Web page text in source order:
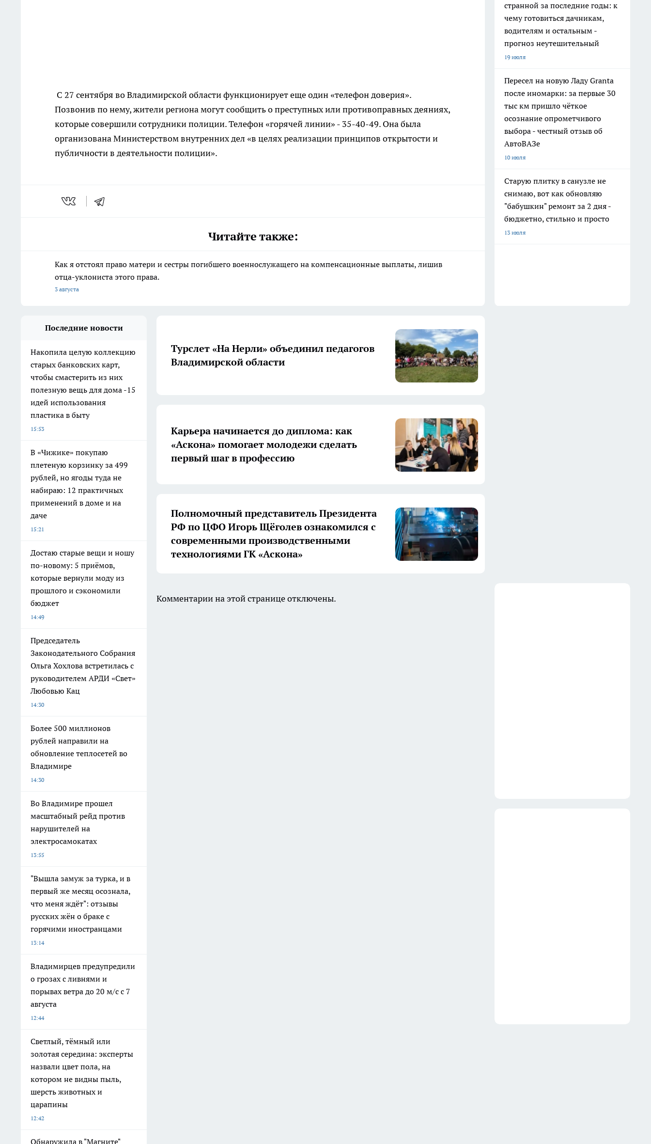
С 27 сентября во Владимирской области функционирует еще один «телефон доверия».
Позвонив по нему, жители региона могут сообщить о преступных или противоправных деяниях,
которые совершили сотрудники полиции. Телефон «горячей линии» - 35-40-49. Она была
организована Министерством внутренних дел «в целях реализации принципов открытости и
публичности в деятельности полиции».
Читайте также:
Как я отстоял право матери и сестры погибшего военнослужащего на компенсационные выплаты, лишив
отца-уклониста этого права.
3 августа
странной за последние годы: к
чему готовиться дачникам,
водителям и остальным -
прогноз неутешительный
19 июля
Пересел на новую Ладу Granta
после иномарки: за первые 30
тыс км пришло чёткое
осознание опрометчивого
выбора - честный отзыв об
АвтоВАЗе
10 июля
Старую плитку в санузле не
снимаю, вот как обновляю
"бабушкин" ремонт за 2 дня -
бюджетно, стильно и просто
13 июля
Последние новости
Накопила целую коллекцию
старых банковских карт,
чтобы смастерить из них
полезную вещь для дома -15
идей использования
пластика в быту
15:53
В «Чижике» покупаю
плетеную корзинку за 499
рублей, но ягоды туда не
набираю: 12 практичных
применений в доме и на
даче
15:21
Достаю старые вещи и ношу
по-новому: 5 приёмов,
которые вернули моду из
прошлого и сэкономили
бюджет
14:49
Председатель
Законодательного Собрания
Ольга Хохлова встретилась с
руководителем АРДИ «Свет»
Любовью Кац
14:30
Более 500 миллионов
рублей направили на
обновление теплосетей во
Владимире
14:30
Во Владимире прошел
масштабный рейд против
нарушителей на
электросамокатах
13:55
"Вышла замуж за турка, и в
первый же месяц осознала,
что меня ждёт": отзывы
русских жён о браке с
горячими иностранцами
13:14
Владимирцев предупредили
о грозах с ливнями и
порывах ветра до 20 м/с с 7
августа
12:44
Светлый, тёмный или
золотая середина: эксперты
назвали цвет пола, на
котором не видны пыль,
шерсть животных и
царапины
12:42
Обнаружила в "Магните"
Турслет «На Нерли» объединил педагогов
Владимирской области
Карьера начинается до диплома: как
«Аскона» помогает молодежи сделать
первый шаг в профессию
Полномочный представитель Президента
РФ по ЦФО Игорь Щёголев ознакомился с
современными производственными
технологиями ГК «Аскона»
Комментарии на этой странице отключены.